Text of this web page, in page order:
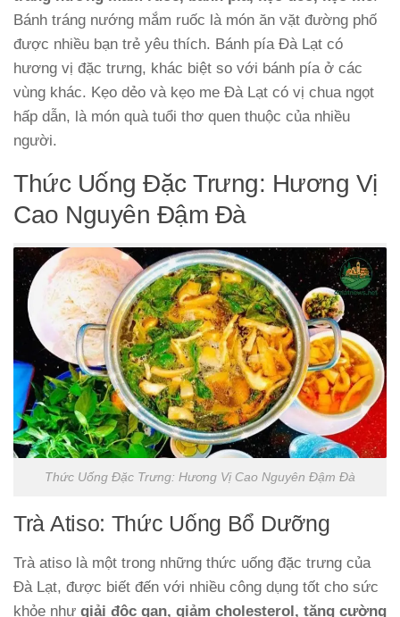
Bánh tráng nướng mắm ruốc là món ăn vặt đường phố
được nhiều bạn trẻ yêu thích. Bánh pía Đà Lạt có
hương vị đặc trưng, khác biệt so với bánh pía ở các
vùng khác. Kẹo dẻo và kẹo me Đà Lạt có vị chua ngọt
hấp dẫn, là món quà tuổi thơ quen thuộc của nhiều
người.
Thức Uống Đặc Trưng: Hương Vị
Cao Nguyên Đậm Đà
Thức Uống Đặc Trưng: Hương Vị Cao Nguyên Đậm Đà
Trà Atiso: Thức Uống Bổ Dưỡng
Trà atiso là một trong những thức uống đặc trưng của
Đà Lạt, được biết đến với nhiều công dụng tốt cho sức
khỏe như giải độc gan, giảm cholesterol, tăng cường